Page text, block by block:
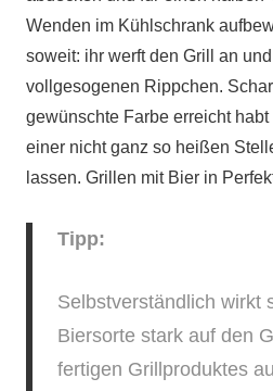
Wenden im Kühlschrank
soweit: ihr werft den Grill an
vollgesogenen Rippchen.
gewünschte Farbe erreicht
einer nicht ganz so heißen
lassen. Grillen mit Bier in
Tipp:
Selbstverständlich wirkt
Biersorte stark auf den
fertigen Grillproduktes